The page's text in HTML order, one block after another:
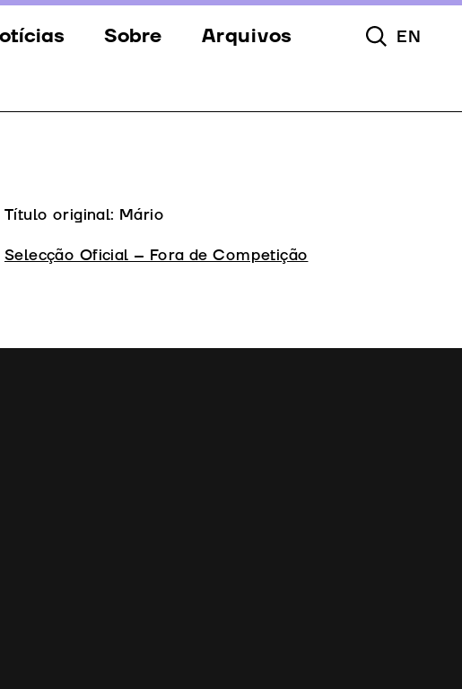
Sobre
Equipa
Downloads
Arquivos Pesquisar
EN
Título original: Mário
Selecção Oficial – Fora de Competição